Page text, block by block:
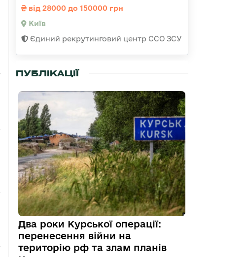
від 28000 до 150000 грн
Київ
Єдиний рекрутинговий центр ССО ЗСУ
ПУБЛІКАЦІЇ
Два роки Курської операції:
перенесення війни на
територію рф та злам планів